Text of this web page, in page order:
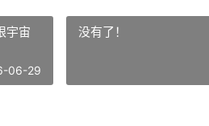
宇宙
06-29
没有了！